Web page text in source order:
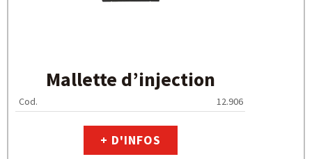
Mallette d’injection
Cod. 12.906
+ D'INFOS